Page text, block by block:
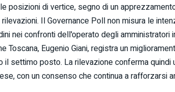
posizioni di vertice, segno di un
Il Governance Poll non misura le
nei confronti dell'operato degli amministratori
Toscana, Eugenio Giani, registra un
il settimo posto. La rilevazione conferma
con un consenso che continua a rafforzarsi